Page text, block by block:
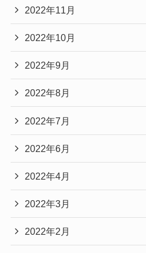
2022年11月
2022年10月
2022年9月
2022年8月
2022年7月
2022年6月
2022年4月
2022年3月
2022年2月